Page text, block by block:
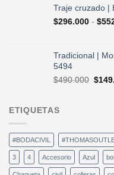
era:
Traje cruzado |
$296.000 - $
Tradicional |
5494
$490.000 El
$
ETIQUETAS
#BODACIVIL
3 4 Accesorio Azul